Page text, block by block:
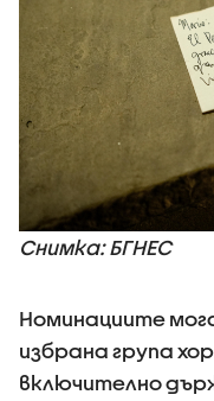
Снимка: БГНЕС
Номинациите
избрана група
включително